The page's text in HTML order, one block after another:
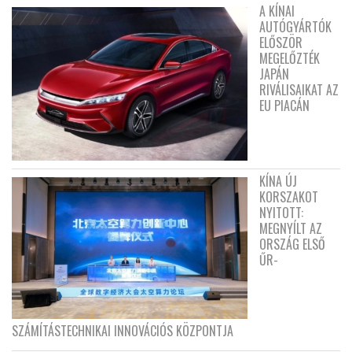
A KÍNAI
AUTÓGYÁRTÓK
ELŐSZÖR
MEGELŐZTÉK
JAPÁN
RIVÁLISAIKAT AZ
EU PIACÁN
KÍNA ÚJ
KORSZAKOT
NYITOTT:
MEGNYÍLT AZ
ORSZÁG ELSŐ
ŰR-
SZÁMÍTÁSTECHNIKAI INNOVÁCIÓS KÖZPONTJA